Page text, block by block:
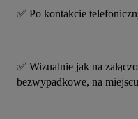
✅️ Po kontakcie
✅️ Wizualnie jak na
bezwypadkowe, na